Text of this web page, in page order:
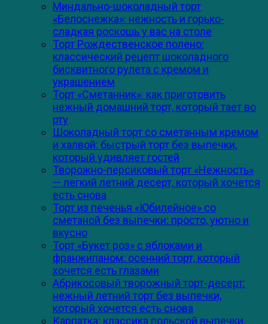
Миндально-шоколадный торт
«Белоснежка»: нежность и горько-
сладкая роскошь у вас на столе
Торт Рождественское полено:
классический рецепт шоколадного
бисквитного рулета с кремом и
украшением
Торт «Сметанник»: как приготовить
нежный домашний торт, который тает во
рту
Шоколадный торт со сметанным кремом
и халвой: быстрый торт без выпечки,
который удивляет гостей
Творожно-персиковый торт «Нежность»
— легкий летний десерт, который хочется
есть снова
Торт из печенья «Юбилейное» со
сметаной без выпечки: просто, уютно и
вкусно
Торт «Букет роз» с яблоками и
франжипаном: осенний торт, который
хочется есть глазами
Абрикосовый творожный торт-десерт:
нежный летний торт без выпечки,
который хочется есть снова
Карпатка: классика польской выпечки,